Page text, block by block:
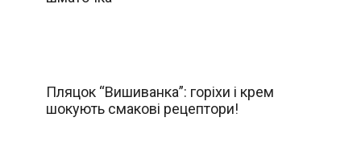
Пляцок “Вишиванка”: горіхи і крем
шокують смакові рецептори!